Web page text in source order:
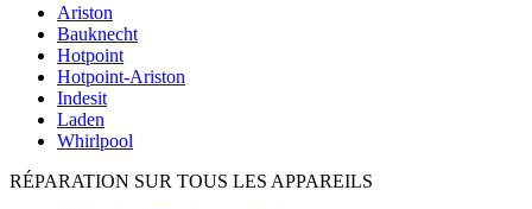
Ariston
Bauknecht
Hotpoint
Hotpoint-Ariston
Indesit
Laden
Whirlpool
RÉPARATION SUR TOUS LES APPAREILS